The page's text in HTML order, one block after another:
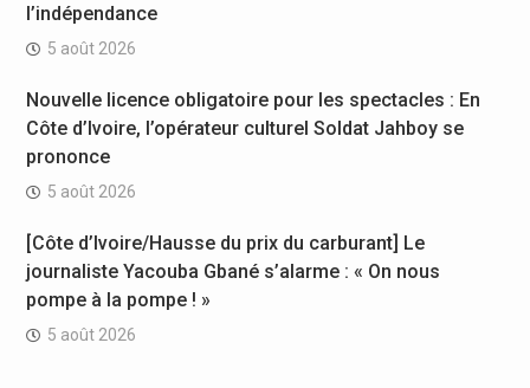
l’indépendance
5 août 2026
Nouvelle licence obligatoire pour les spectacles : En
Côte d’Ivoire, l’opérateur culturel Soldat Jahboy se
prononce
5 août 2026
[Côte d’Ivoire/Hausse du prix du carburant] Le
journaliste Yacouba Gbané s’alarme : « On nous
pompe à la pompe ! »
5 août 2026